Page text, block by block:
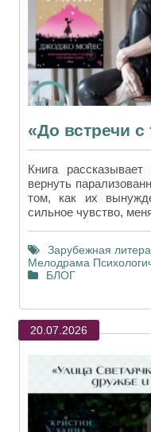
Книга
вернуть
том, как их
сильное чувство,
Зарубежная
Мелодрама
БЛОГ
20.07.2026